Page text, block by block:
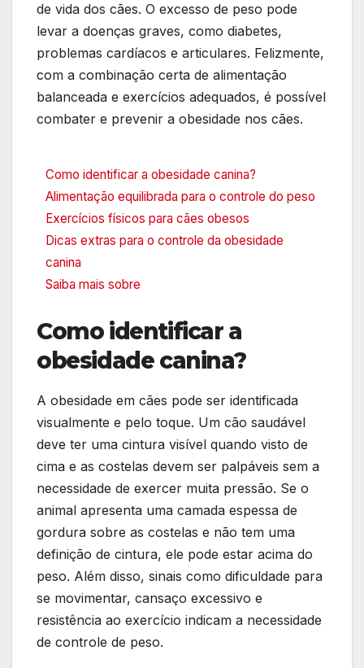
de vida dos cães. O excesso de peso pode
levar a doenças graves, como diabetes,
problemas cardíacos e articulares. Felizmente,
com a combinação certa de alimentação
balanceada e exercícios adequados, é possível
combater e prevenir a obesidade nos cães.
Como identificar a obesidade canina?
Alimentação equilibrada para o controle do peso
Exercícios físicos para cães obesos
Dicas extras para o controle da obesidade
canina
Saiba mais sobre
Como identificar a
obesidade canina?
A obesidade em cães pode ser identificada
visualmente e pelo toque. Um cão saudável
deve ter uma cintura visível quando visto de
cima e as costelas devem ser palpáveis sem a
necessidade de exercer muita pressão. Se o
animal apresenta uma camada espessa de
gordura sobre as costelas e não tem uma
definição de cintura, ele pode estar acima do
peso. Além disso, sinais como dificuldade para
se movimentar, cansaço excessivo e
resistência ao exercício indicam a necessidade
de controle de peso.